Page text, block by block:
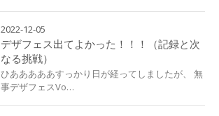
2022-12-05
デザフェス出てよかった！！！（記録と次
なる挑戦）
ひあああああすっかり日が経ってしましたが、 無
事デザフェスVo…